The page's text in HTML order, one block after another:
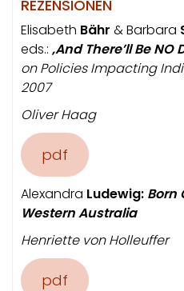
REZENSIONEN
Elisabeth Bähr & Barbara
eds.: ‚And There’ll Be NO
on Policies Impacting
2007
Oliver Haag
pdf
Alexandra Ludewig: Born
Western Australia
Henriette von Holleuffer
pdf